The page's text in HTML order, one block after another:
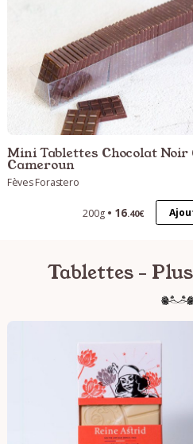
Mini Tablettes Chocolat Noir
Cameroun
Fèves Forastero
200g 16.40€
Tablettes -